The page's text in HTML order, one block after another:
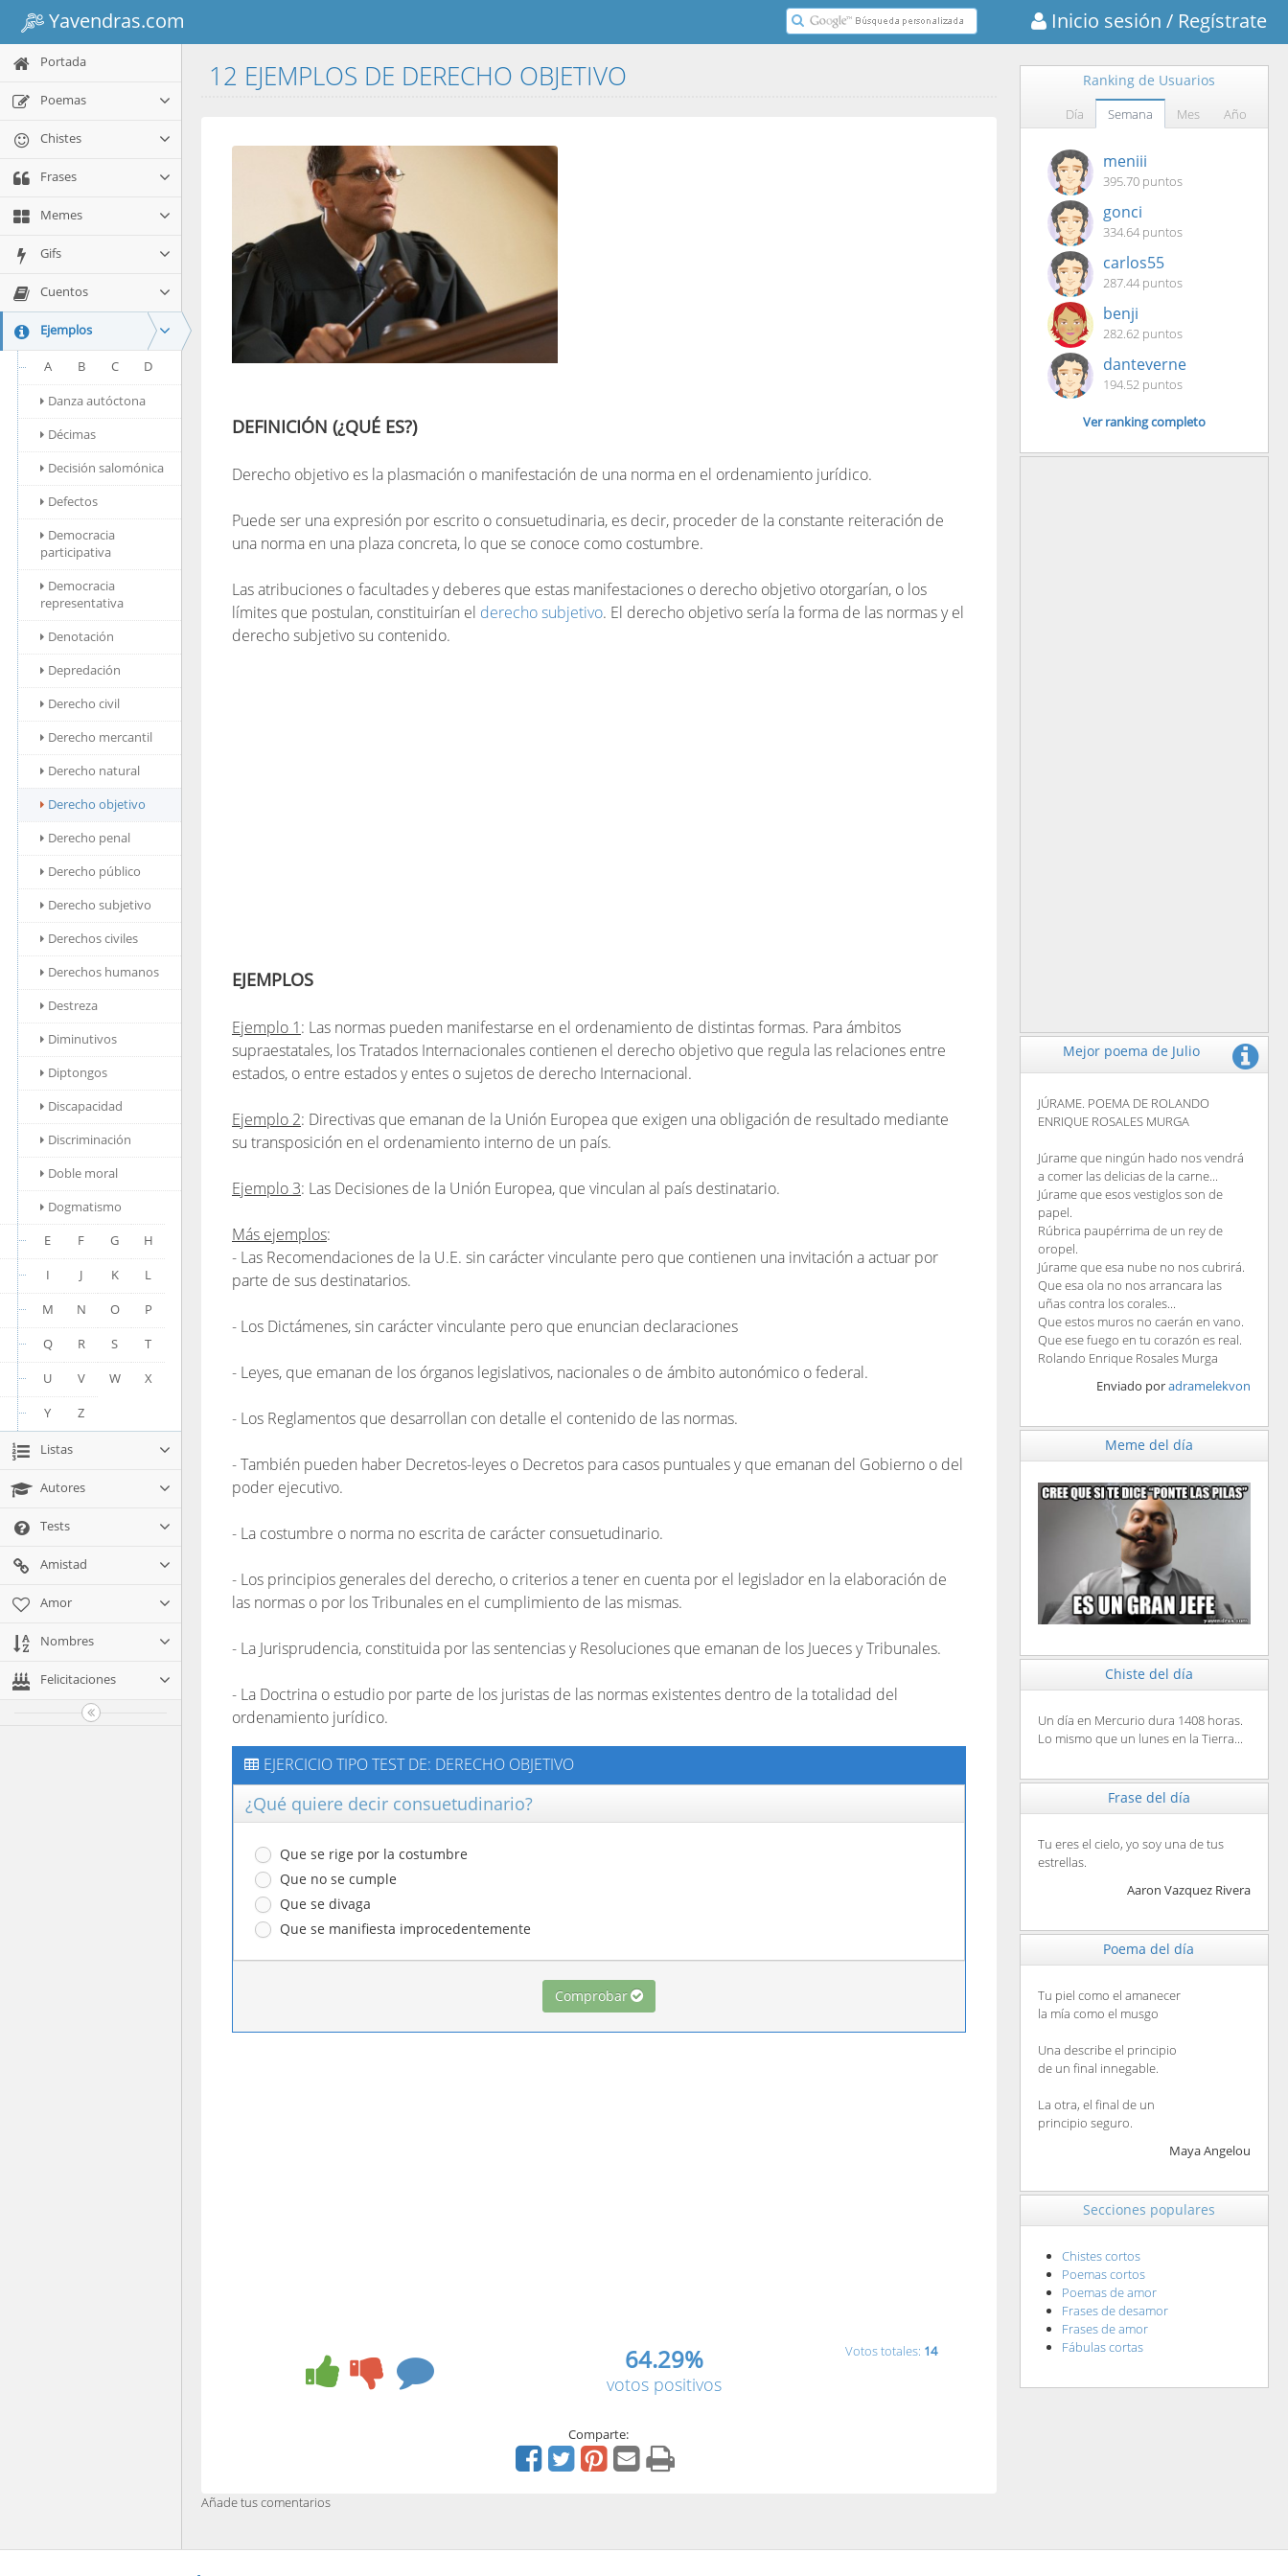
Yavendras.com Inicio sesión / Regístrate
Portada
Poemas
Chistes
Frases
Memes
Gifs
Cuentos
Ejemplos
A B C
D
Danza autóctona
Décimas
Decisión salomónica
Defectos
Democracia
participativa
Democracia
representativa
Denotación
Depredación
Derecho civil
Derecho mercantil
Derecho natural
Derecho objetivo
Derecho penal
Derecho público
Derecho subjetivo
Derechos civiles
Derechos humanos
Destreza
Diminutivos
Diptongos
Discapacidad
Discriminación
Doble moral
Dogmatismo
E
F G
H
I
J K
L
M
N O
P
Q
R S
T
U
V W
X
Y
Z
Listas
Autores
Tests
Amistad
Amor
Nombres
Felicitaciones
12 EJEMPLOS DE DERECHO OBJETIVO
DEFINICIÓN (¿QUÉ ES?)
Derecho objetivo es la plasmación o manifestación de una norma en el ordenamiento jurídico.
Puede ser una expresión por escrito o consuetudinaria, es decir, proceder de la constante reiteración de
una norma en una plaza concreta, lo que se conoce como costumbre.
Las atribuciones o facultades y deberes que estas manifestaciones o derecho objetivo otorgarían, o los
límites que postulan, constituirían el derecho subjetivo. El derecho objetivo sería la forma de las normas y el
derecho subjetivo su contenido.
EJEMPLOS
Ejemplo 1: Las normas pueden manifestarse en el ordenamiento de distintas formas. Para ámbitos
supraestatales, los Tratados Internacionales contienen el derecho objetivo que regula las relaciones entre
estados, o entre estados y entes o sujetos de derecho Internacional.
Ejemplo 2: Directivas que emanan de la Unión Europea que exigen una obligación de resultado mediante
su transposición en el ordenamiento interno de un país.
Ejemplo 3: Las Decisiones de la Unión Europea, que vinculan al país destinatario.
Más ejemplos:
- Las Recomendaciones de la U.E. sin carácter vinculante pero que contienen una invitación a actuar por
parte de sus destinatarios.
- Los Dictámenes, sin carácter vinculante pero que enuncian declaraciones
- Leyes, que emanan de los órganos legislativos, nacionales o de ámbito autonómico o federal.
- Los Reglamentos que desarrollan con detalle el contenido de las normas.
- También pueden haber Decretos-leyes o Decretos para casos puntuales y que emanan del Gobierno o del
poder ejecutivo.
- La costumbre o norma no escrita de carácter consuetudinario.
- Los principios generales del derecho, o criterios a tener en cuenta por el legislador en la elaboración de
las normas o por los Tribunales en el cumplimiento de las mismas.
- La Jurisprudencia, constituida por las sentencias y Resoluciones que emanan de los Jueces y Tribunales.
- La Doctrina o estudio por parte de los juristas de las normas existentes dentro de la totalidad del
ordenamiento jurídico.
EJERCICIO TIPO TEST DE: DERECHO OBJETIVO
¿Qué quiere decir consuetudinario?
Que se rige por la costumbre
Que no se cumple
Que se divaga
Que se manifiesta improcedentemente
Comprobar
64.29%
votos positivos
Votos totales: 14
Comparte:
Añade tus comentarios
Ranking de Usuarios
Día Semana Mes Año
meniii
395.70 puntos
gonci
334.64 puntos
carlos55
287.44 puntos
benji
282.62 puntos
danteverne
194.52 puntos
Ver ranking completo
Mejor poema de Julio
JÚRAME. POEMA DE ROLANDO
ENRIQUE ROSALES MURGA
Júrame que ningún hado nos vendrá
a comer las delicias de la carne...
Júrame que esos vestiglos son de
papel.
Rúbrica paupérrima de un rey de
oropel.
Júrame que esa nube no nos cubrirá.
Que esa ola no nos arrancara las
uñas contra los corales...
Que estos muros no caerán en vano.
Que ese fuego en tu corazón es real.
Rolando Enrique Rosales Murga
Enviado poradramelekvon
Meme del día
Chiste del día
Un día en Mercurio dura 1408 horas.
Lo mismo que un lunes en la Tierra...
Frase del día
Tu eres el cielo, yo soy una de tus
estrellas.
Aaron Vazquez Rivera
Poema del día
Tu piel como el amanecer
la mía como el musgo
Una describe el principio
de un final innegable.
La otra, el final de un
principio seguro.
Maya Angelou
Secciones populares
Chistes cortos
Poemas cortos
Poemas de amor
Frases de desamor
Frases de amor
Fábulas cortas